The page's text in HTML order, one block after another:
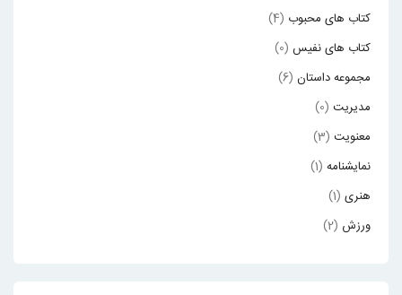
کتاب های محبوب (4)
کتاب های نفیس (0)
مجموعه داستان (6)
مدیریت (0)
معنویت (3)
نمایشنامه (1)
هنری (1)
ورزش (2)